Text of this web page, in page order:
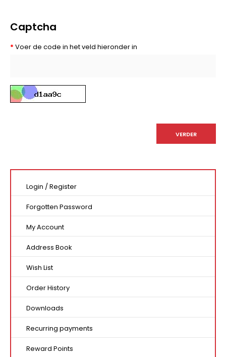
Captcha
Voer de code in het veld hieronder in
Login / Register
Forgotten Password
My Account
Address Book
Wish List
Order History
Downloads
Recurring payments
Reward Points